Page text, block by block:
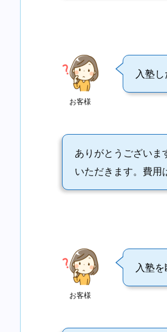
お客様
入塾
ありがとうございま
いただきます。費用
お客様
入塾